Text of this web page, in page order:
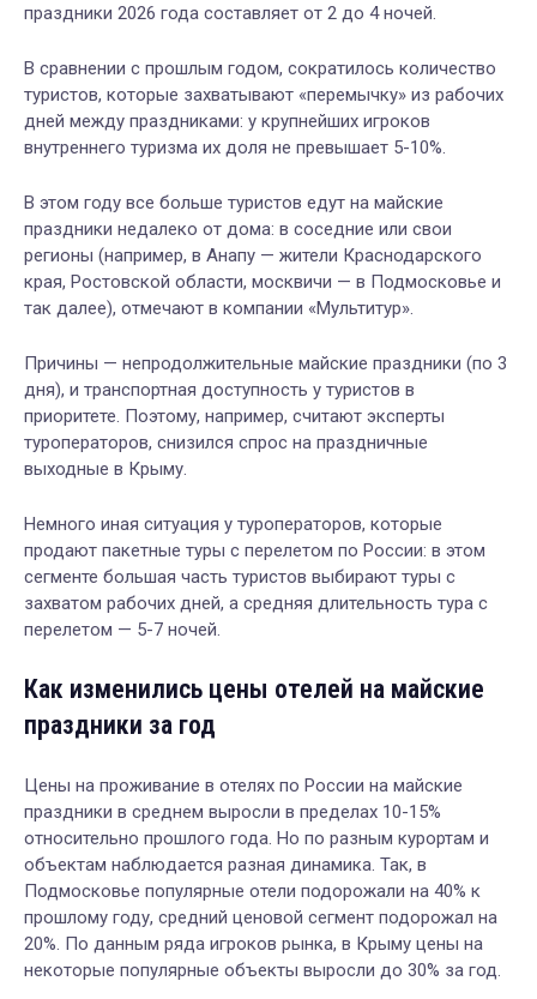
праздники 2026 года составляет от 2 до 4 ночей.
В сравнении с прошлым годом, сократилось количество
туристов, которые захватывают «перемычку» из рабочих
дней между праздниками: у крупнейших игроков
внутреннего туризма их доля не превышает 5-10%.
В этом году все больше туристов едут на майские
праздники недалеко от дома: в соседние или свои
регионы (например, в Анапу — жители Краснодарского
края, Ростовской области, москвичи — в Подмосковье и
так далее), отмечают в компании «Мультитур».
Причины — непродолжительные майские праздники (по 3
дня), и транспортная доступность у туристов в
приоритете. Поэтому, например, считают эксперты
туроператоров, снизился спрос на праздничные
выходные в Крыму.
Немного иная ситуация у туроператоров, которые
продают пакетные туры с перелетом по России: в этом
сегменте большая часть туристов выбирают туры с
захватом рабочих дней, а средняя длительность тура с
перелетом — 5-7 ночей.
Как изменились цены отелей на майские
праздники за год
Цены на проживание в отелях по России на майские
праздники в среднем выросли в пределах 10-15%
относительно прошлого года. Но по разным курортам и
объектам наблюдается разная динамика. Так, в
Подмосковье популярные отели подорожали на 40% к
прошлому году, средний ценовой сегмент подорожал на
20%. По данным ряда игроков рынка, в Крыму цены на
некоторые популярные объекты выросли до 30% за год.